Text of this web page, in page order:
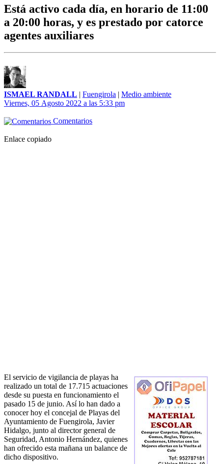
Está activo cada día, en horario de 11:00
a 20:00 horas, y es prestado por catorce
agentes auxiliares
ISMAEL RANDALL | Fuengirola | Medio ambiente
Viernes, 05 Agosto 2022 a las 5:33 pm
Comentarios
Enlace copiado
El servicio de vigilancia de playas ha
realizado un total de 17.715 actuaciones
desde su puesta en funcionamiento el
pasado 15 de junio. Así lo han dado a
conocer hoy el concejal de Playas del
Ayuntamiento de Fuengirola, Javier
Hidalgo, junto al director general de
Seguridad, Antonio Hernández, quienes
han ofrecido esta mañana un balance de
dicho dispositivo.